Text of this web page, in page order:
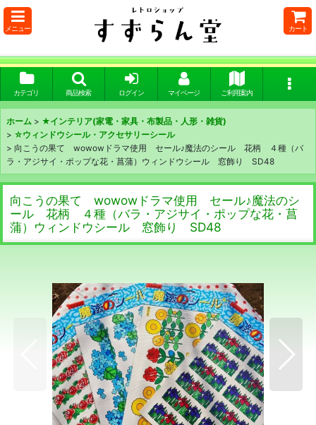
メニュー カート
カテゴリ 商品検索 ログイン マイページ ご利用案内
ホーム > ★インテリア(家電・家具・布製品・人形・雑貨)
> ☆ウィンドウシール・アクセサリーシール
> 向こうの果て wowowドラマ使用 セール♪魔法のシール 花柄 ４種（バ
ラ・アジサイ・ポップな花・菖蒲）ウィンドウシール 窓飾り SD48
向こうの果て wowowドラマ使用 セール♪魔法のシ
ール 花柄 ４種（バラ・アジサイ・ポップな花・菖
蒲）ウィンドウシール 窓飾り SD48